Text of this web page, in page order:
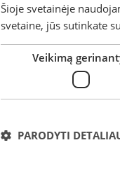
Sukurta
Vieta
Autorius
kad
Šioje svetainėje
svetaine, jūs sutinkate
Veikimą
PARODYTI